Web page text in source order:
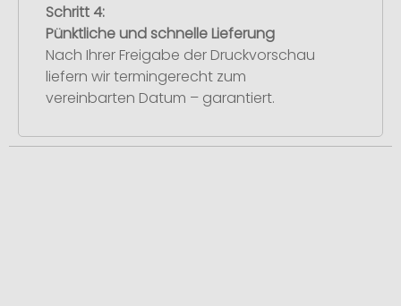
Schritt 4:
Pünktliche und schnelle Lieferung
Nach Ihrer Freigabe der Druckvorschau
liefern wir termingerecht zum
vereinbarten Datum – garantiert.